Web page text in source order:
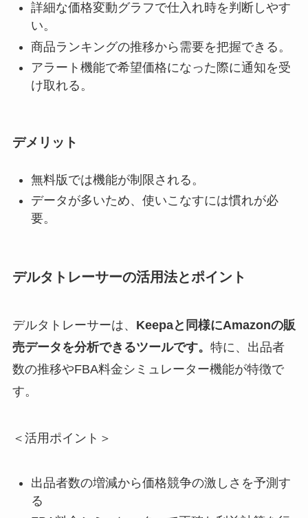
詳細な価格変動グラフで仕入れ時を判断しやす
い。
商品ランキングの推移から需要を把握できる。
アラート機能で希望価格になった際に通知を受
け取れる。
デメリット
無料版では機能が制限される。
データが多いため、使いこなすには慣れが必
要。
デルタトレーサーの活用法とポイント
デルタトレーサーは、 Keepaと同様にAmazonの販
売データを分析できるツールです。 特に、出品者
数の推移やFBA料金シミュレーター機能が特徴で
す。
＜活用ポイント＞
出品者数の増減から価格競争の激しさを予測す
る